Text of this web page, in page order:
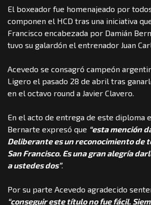
El boxeador fue homenajeado por
componen el HCD tras una iniciativa
Francisco encabezada por Damián
tuvo su galardón el entrenador Juan
Acevedo se consagró campeón
Ligero el pasado 28 de abril tras
en el octavo round a Javier Clavero.
En el acto de entrega de este diploma
Bernarte expresó que “esta mención
Deliberante es un reconocimiento de
San Francisco. Es una gran alegría
a ustedes dos”.
Por su parte Acevedo agradecido
“conseguir este título no fue fácil.